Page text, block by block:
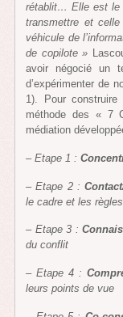
rétablit… Elle est le
transmettre et
véhicule de
de copilote »
avoir négocié un
d’expérimenter de
1). Pour
méthode des « 7
médiation
–Etape 1 :
– Etape 2 :
le cadre et les règles
– Etape 3 :
du conflit
– Etape 4 :
leurs points de vue